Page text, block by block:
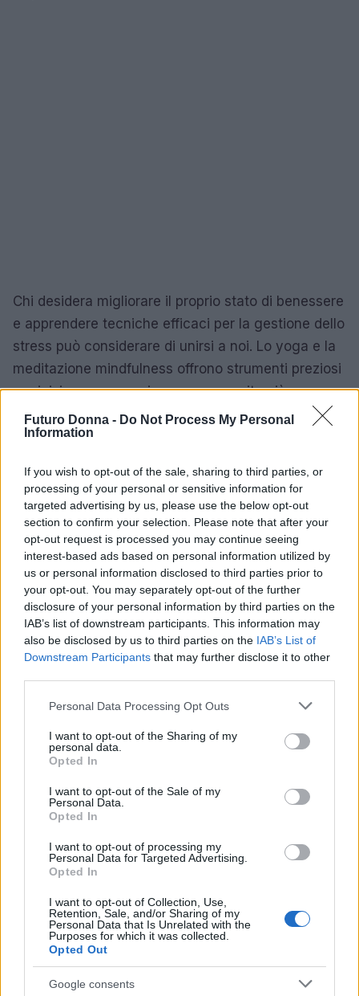
Futuro Donna - Do Not Process My Personal
Information
If you wish to opt-out of the sale, sharing to third parties, or
processing of your personal or sensitive information for
targeted advertising by us, please use the below opt-out
section to confirm your selection. Please note that after your
opt-out request is processed you may continue seeing
interest-based ads based on personal information utilized by
us or personal information disclosed to third parties prior to
your opt-out. You may separately opt-out of the further
disclosure of your personal information by third parties on the
IAB’s list of downstream participants. This information may
also be disclosed by us to third parties on the IAB’s List of
Downstream Participants that may further disclose it to other
Please note that this website/app uses one or more Google
not limited to your visit or usage behaviour. You may click to
grant or deny consent to Google and its third-party tags to
use your data for below specified purposes in below Google
consent section.
Personal Data Processing Opt Outs
I want to opt-out of the Sharing of my
personal data.
Opted In
I want to opt-out of the Sale of my
Personal Data.
Opted In
I want to opt-out of processing my
Personal Data for Targeted Advertising.
Opted In
I want to opt-out of Collection, Use,
Retention, Sale, and/or Sharing of my
Personal Data that Is Unrelated with the
Purposes for which it was collected.
Opted Out
Google consents
Chi desidera migliorare il proprio stato di benessere
e apprendere tecniche efficaci per la gestione dello
stress può considerare di unirsi a noi. Lo yoga e la
meditazione mindfulness offrono strumenti preziosi
per iniziare un cammino verso una vita più
equilibrata e serena.
AUTORE
Staff
Continua a leggere
TEEN NEWS